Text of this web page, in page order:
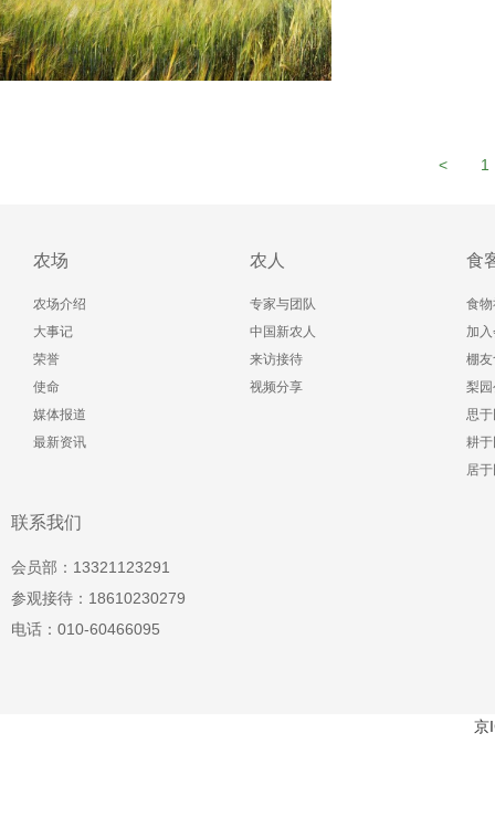
< 1
农场
农场介绍
大事记
荣誉
使命
媒体报道
最新资讯
农人
专家与团队
中国新农人
来访接待
视频分享
食
食
加
棚
梨
思
耕
居
联系我们
会员部：13321123291
参观接待：18610230279
电话：010-60466095
京